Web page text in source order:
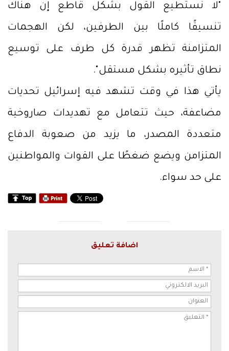
"لا نستطيع القول بشكل قاطع إن هناك
تنسيقًا كاملًا بين الطرفين، لكن الهجمات
المتزامنة تظهر قدرة كل طرف على توسيع
نطاق تأثيره بشكل مستقل".
يأتي هذا في وقت تشهد فيه إسرائيل تحديات
مضاعفة، حيث تتعامل مع تهديدات صاروخية
متعددة المصدر، ما يزيد من صعوبة الدفاع
المتزامن ويضع ضغطًا على القوات والمواطنين
على حد سواء.
اضافة تعليق